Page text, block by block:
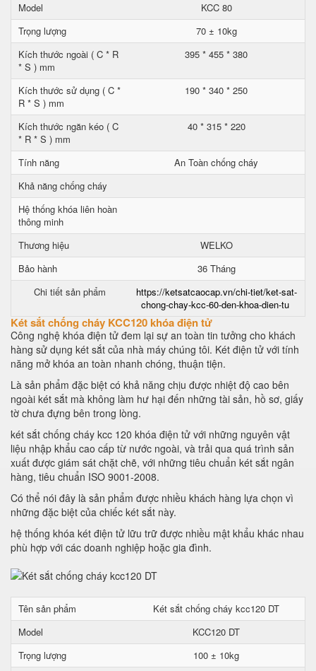
Model
KCC 80
Trọng lượng
70 ± 10kg
Kích thước ngoài ( C * R
* S ) mm
395 * 455 * 380
Kích thước sử dụng ( C *
R * S ) mm
190 * 340 * 250
Kích thước ngăn kéo ( C
* R * S ) mm
40 * 315 * 220
Tính năng
An Toàn chống cháy
Khả năng chống cháy
Hệ thống khóa liên hoàn
thông minh
Thương hiệu
WELKO
Bảo hành
36 Tháng
Chi tiết sản phẩm
https://ketsatcaocap.vn/chi-tiet/ket-sat-
chong-chay-kcc-60-den-khoa-dien-tu
Két sắt chống cháy KCC120 khóa điện tử
Công nghệ khóa điện tử đem lại sự an toàn tin tưởng cho khách
hàng sử dụng két sắt của nhà máy chúng tôi. Két điện tử với tính
năng mở khóa an toàn nhanh chóng, thuận tiện.
Là sản phẩm đặc biệt có khả năng chịu được nhiệt độ cao bên
ngoài két sắt mà không làm hư hại đến những tài sản, hồ sơ, giấy
tờ chưa đựng bên trong lòng.
két sắt chống cháy kcc 120 khóa điện tử với những nguyên vật
liệu nhập khẩu cao cấp từ nước ngoài, và trải qua quá trình sản
xuất được giám sát chặt chẽ, với những tiêu chuẩn két sắt ngân
hàng, tiêu chuẩn ISO 9001-2008.
Có thể nói đây là sản phẩm được nhiều khách hàng lựa chọn vì
những đặc biệt của chiếc két sắt này.
hệ thống khóa két điện tử lữu trữ được nhiều mật khẩu khác nhau
phù hợp với các doanh nghiệp hoặc gia đình.
Tên sản phẩm
Két sắt chống cháy kcc120 DT
Model
KCC120 DT
Trọng lượng
100 ± 10kg